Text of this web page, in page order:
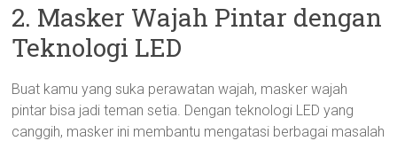
2. Masker Wajah Pintar dengan
Teknologi LED
Buat kamu yang suka perawatan wajah, masker wajah
pintar bisa jadi teman setia. Dengan teknologi LED yang
canggih, masker ini membantu mengatasi berbagai masalah